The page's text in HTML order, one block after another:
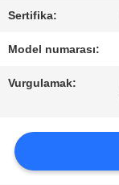
KALITE
BIZIMLE
İLETIŞIM
Sertifika:
Model numarası:
Vurgulamak: